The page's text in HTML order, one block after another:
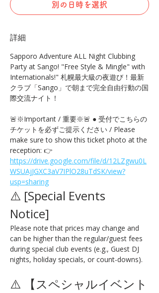
別の日時を選択
詳細
Sapporo Adventure ALL Night Clubbing
Party at Sango! "Free Style & Mingle" with
Internationals!" 札幌最大級の夜遊び！最新
クラブ「Sango」で朝まで完全自由行動の国
際交流ナイト！
🚨※Important / 重要※🚨 ● 受付でこちらの
チケットを必ずご提示ください / Please
make sure to show this ticket photo at the
reception: 👉
https://drive.google.com/file/d/12LZgwu0L
WSUAjJGXC3aV7IPlO28uTdSK/view?
usp=sharing
⚠️ [Special Events
Notice]
Please note that prices may change and
can be higher than the regular/guest fees
during special club events (e.g., Guest DJ
nights, holiday specials, or count-downs).
⚠️ 【スペシャルイベント